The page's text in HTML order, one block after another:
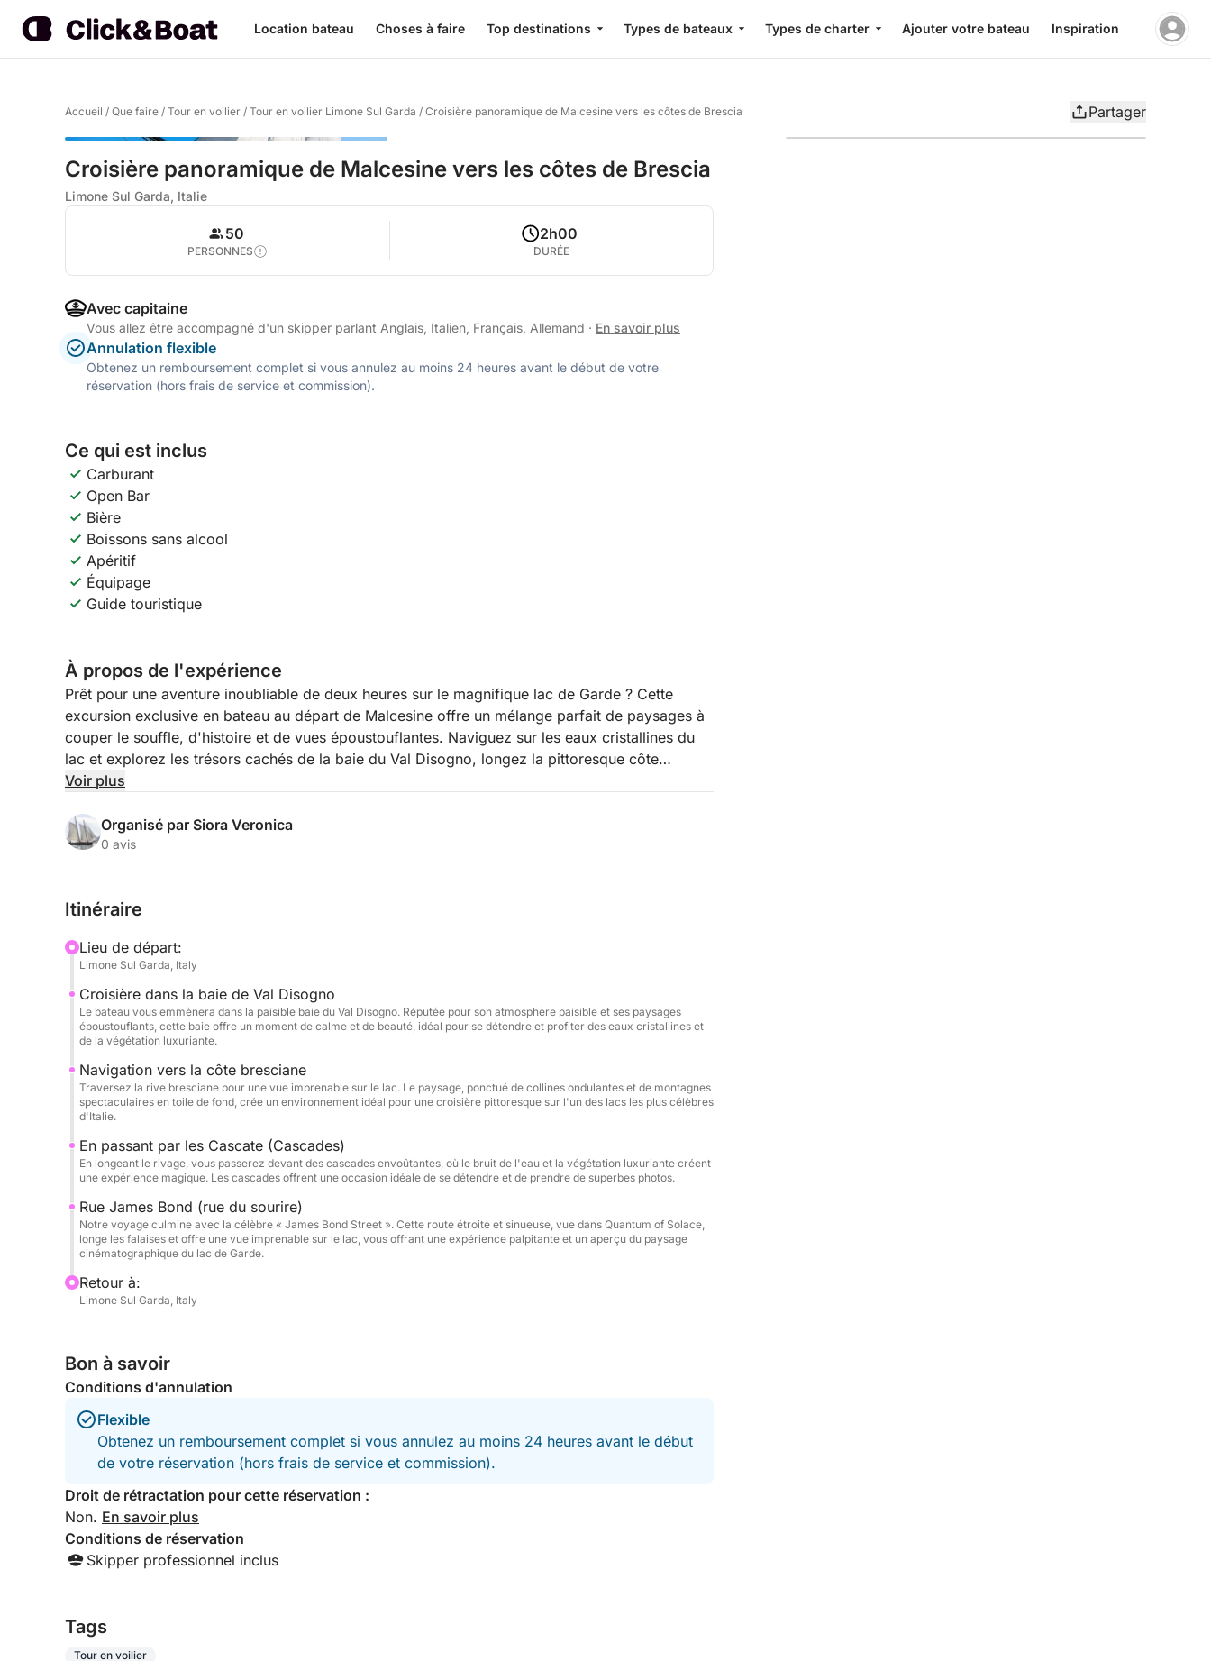
Location bateau Choses à faire Top destinations Types de bateaux Types de charter Ajouter votre bateau Inspiration
Accueil / Que faire / Tour en voilier / Tour en voilier Limone Sul Garda / Croisière panoramique de Malcesine vers les côtes de Brescia Partager
Croisière panoramique de Malcesine vers les côtes de Brescia
Limone Sul Garda, Italie
50
PERSONNES
2h00
DURÉE
Avec capitaine
Vous allez être accompagné d'un skipper parlant Anglais, Italien, Français, Allemand · En savoir plus
Annulation flexible
Obtenez un remboursement complet si vous annulez au moins 24 heures avant le début de votre
réservation (hors frais de service et commission).
Ce qui est inclus
Carburant
Open Bar
Bière
Boissons sans alcool
Apéritif
Équipage
Guide touristique
À propos de l'expérience
Prêt pour une aventure inoubliable de deux heures sur le magnifique lac de Garde ? Cette
excursion exclusive en bateau au départ de Malcesine offre un mélange parfait de paysages à
couper le souffle, d'histoire et de vues époustouflantes. Naviguez sur les eaux cristallines du
lac et explorez les trésors cachés de la baie du Val Disogno, longez la pittoresque côte
brescienne et passez devant des sites emblématiques comme les impressionnantes cascades
offerte uniquement depuis l'eau.
de la paisible baie du Val Disogno, un lieu paisible et magnifique, idéal pour une première
panoramiques à couper le souffle. En passant devant les magnifiques cascades et la rue James
Bond, lieu de tournage des films 007, vous profiterez d'une vue imprenable sur les montagnes
luxuriantes et les paysages spectaculaires.
Ce qui distingue vraiment cette excursion, c'est notre souci du détail. Que ce soit grâce à notre
bateau confortable et élégant, à la planification minutieuse des arrêts pittoresques ou à nos
guides expérimentés qui vous livrent des informations fascinantes tout au long du parcours,
nous vous offrons une expérience personnalisée et de grande qualité. Contrairement à d'autres
pittoresques et préservées du lac. Avec des rafraîchissements, des collations et beaucoup de
temps pour admirer la beauté environnante, cette expérience est à la fois relaxante et
de Garde.
Voir plus
Organisé par Siora Veronica
0 avis
Itinéraire
Lieu de départ:
Limone Sul Garda, Italy
Croisière dans la baie de Val Disogno
Le bateau vous emmènera dans la paisible baie du Val Disogno. Réputée pour son atmosphère paisible et ses paysages
époustouflants, cette baie offre un moment de calme et de beauté, idéal pour se détendre et profiter des eaux cristallines et
de la végétation luxuriante.
Navigation vers la côte bresciane
Traversez la rive bresciane pour une vue imprenable sur le lac. Le paysage, ponctué de collines ondulantes et de montagnes
spectaculaires en toile de fond, crée un environnement idéal pour une croisière pittoresque sur l'un des lacs les plus célèbres
d'Italie.
En passant par les Cascate (Cascades)
En longeant le rivage, vous passerez devant des cascades envoûtantes, où le bruit de l'eau et la végétation luxuriante créent
une expérience magique. Les cascades offrent une occasion idéale de se détendre et de prendre de superbes photos.
Rue James Bond (rue du sourire)
Notre voyage culmine avec la célèbre « James Bond Street ». Cette route étroite et sinueuse, vue dans Quantum of Solace,
longe les falaises et offre une vue imprenable sur le lac, vous offrant une expérience palpitante et un aperçu du paysage
cinématographique du lac de Garde.
Retour à:
Limone Sul Garda, Italy
Bon à savoir
Conditions d'annulation
Flexible
Obtenez un remboursement complet si vous annulez au moins 24 heures avant le début
de votre réservation (hors frais de service et commission).
Droit de rétractation pour cette réservation :
Non. En savoir plus
Conditions de réservation
Skipper professionnel inclus
Tags
Tour en voilier